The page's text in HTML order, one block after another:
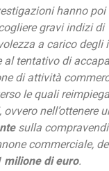
hanno
gravi indizi di
a carico degli
al tentativo di
di attività
le quali
nell’ottenere
sulla
commerciale,
milione di euro.